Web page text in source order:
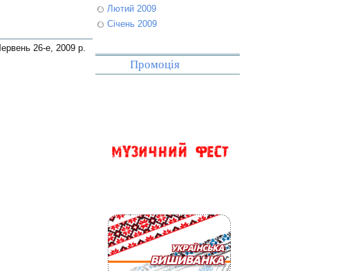
26-е, 2009 р.
Лютий 2009
Січень 2009
Промоція